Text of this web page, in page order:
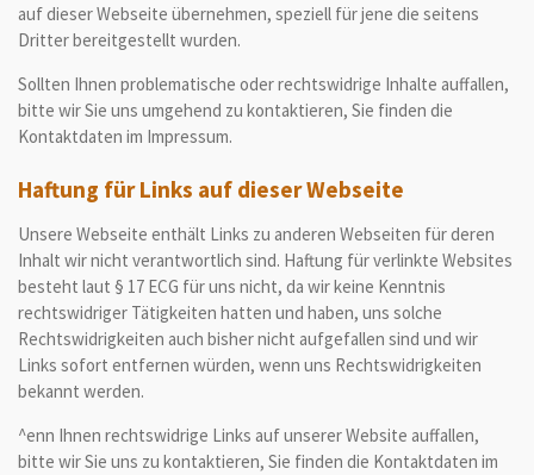
auf dieser Webseite übernehmen, speziell für jene die seitens
Dritter bereitgestellt wurden.
Sollten Ihnen problematische oder rechtswidrige Inhalte auffallen,
bitte wir Sie uns umgehend zu kontaktieren, Sie finden die
Kontaktdaten im Impressum.
Haftung für Links auf dieser Webseite
Unsere Webseite enthält Links zu anderen Webseiten für deren
Inhalt wir nicht verantwortlich sind. Haftung für verlinkte Websites
besteht laut § 17 ECG für uns nicht, da wir keine Kenntnis
rechtswidriger Tätigkeiten hatten und haben, uns solche
Rechtswidrigkeiten auch bisher nicht aufgefallen sind und wir
Links sofort entfernen würden, wenn uns Rechtswidrigkeiten
bekannt werden.
^enn Ihnen rechtswidrige Links auf unserer Website auffallen,
bitte wir Sie uns zu kontaktieren, Sie finden die Kontaktdaten im